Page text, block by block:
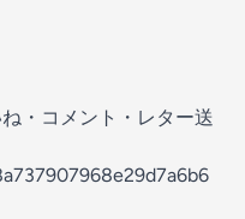
・コメント・レター送